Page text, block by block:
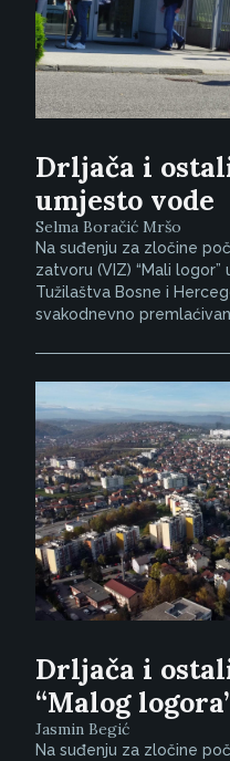
Drljača i
umjesto vode
Selma Boračić Mršo
Na suđenju za zločine
zatvoru (VIZ) “Mali logor”
Tužilaštva Bosne i
svakodnevno
Drljača i
“Malog
Jasmin Begić
Na suđenju za zločine